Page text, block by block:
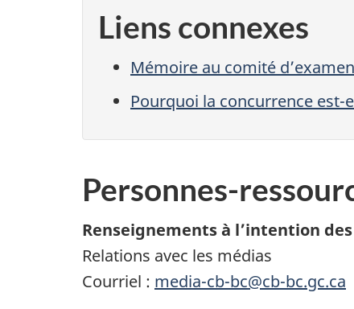
Liens connexes
Mémoire au comité
Pourquoi la concurrence
Personnes-
Renseignements à l’intention
Relations avec les médias
Courriel : media-cb-bc@cb-bc.gc.ca